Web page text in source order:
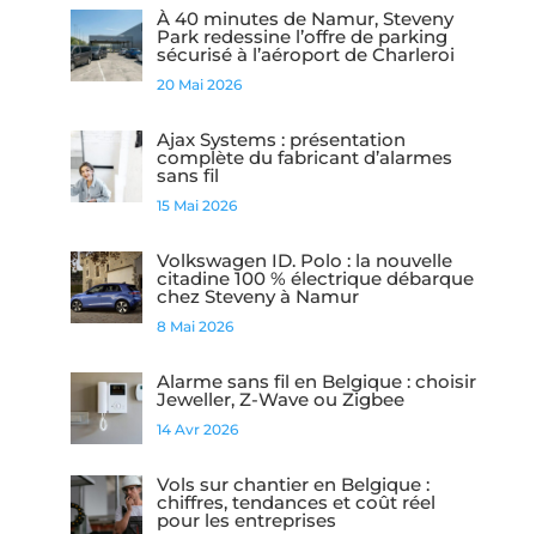
À 40 minutes de Namur, Steveny
Park redessine l’offre de parking
sécurisé à l’aéroport de Charleroi
20 Mai 2026
Ajax Systems : présentation
complète du fabricant d’alarmes
sans fil
15 Mai 2026
Volkswagen ID. Polo : la nouvelle
citadine 100 % électrique débarque
chez Steveny à Namur
8 Mai 2026
Alarme sans fil en Belgique : choisir
Jeweller, Z-Wave ou Zigbee
14 Avr 2026
Vols sur chantier en Belgique :
chiffres, tendances et coût réel
pour les entreprises